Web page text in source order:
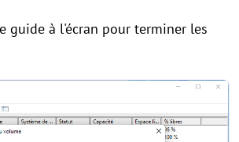
guide à l'écran pour terminer les